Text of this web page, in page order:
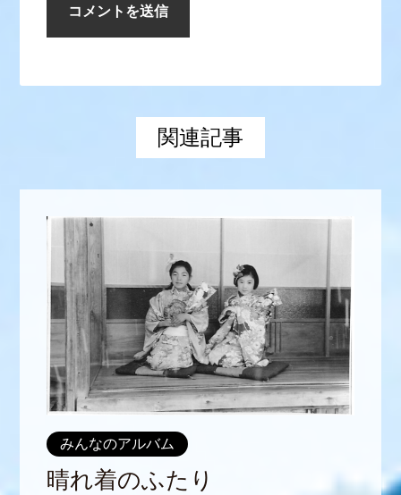
関連記事
みんなのアルバム
晴れ着のふたり